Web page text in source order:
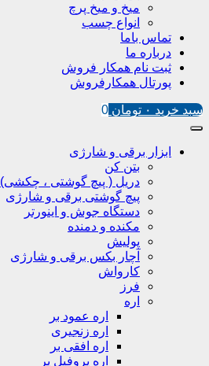
میخ و میخ پرچ
انواع چسب
تماس باما
درباره ما
ثبت نام همکار فروش
پورتال همکارفروش
سبد خرید ۰ تومان 0
ابزار برقی و شارژی
بتن کن
دریل ( پیچ گوشتی ، چکشی)
پیچ گوشتی برقی و شارژی
دستگاه جوش و اینورتر
مکنده و دمنده
پولیش
آچار بکس برقی و شارژی
کارواش
فرز
اره
اره عمود بر
اره زنجیری
اره افقی بر
اره پروفیل پر